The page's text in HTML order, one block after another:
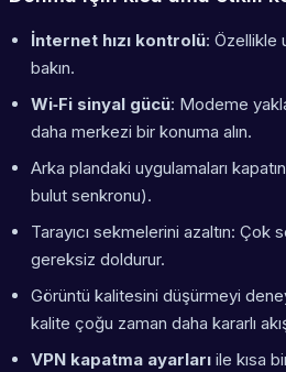
İnternet hızı kontrolü: Özellikle
bakın.
Wi‑Fi sinyal gücü: Modeme
daha merkezi bir konuma alın.
Arka plandaki uygulamaları
bulut senkronu).
Tarayıcı sekmelerini azaltın: Çok
gereksiz doldurur.
Görüntü kalitesini düşürmeyi
kalite çoğu zaman daha kararlı
VPN kapatma ayarları ile kısa